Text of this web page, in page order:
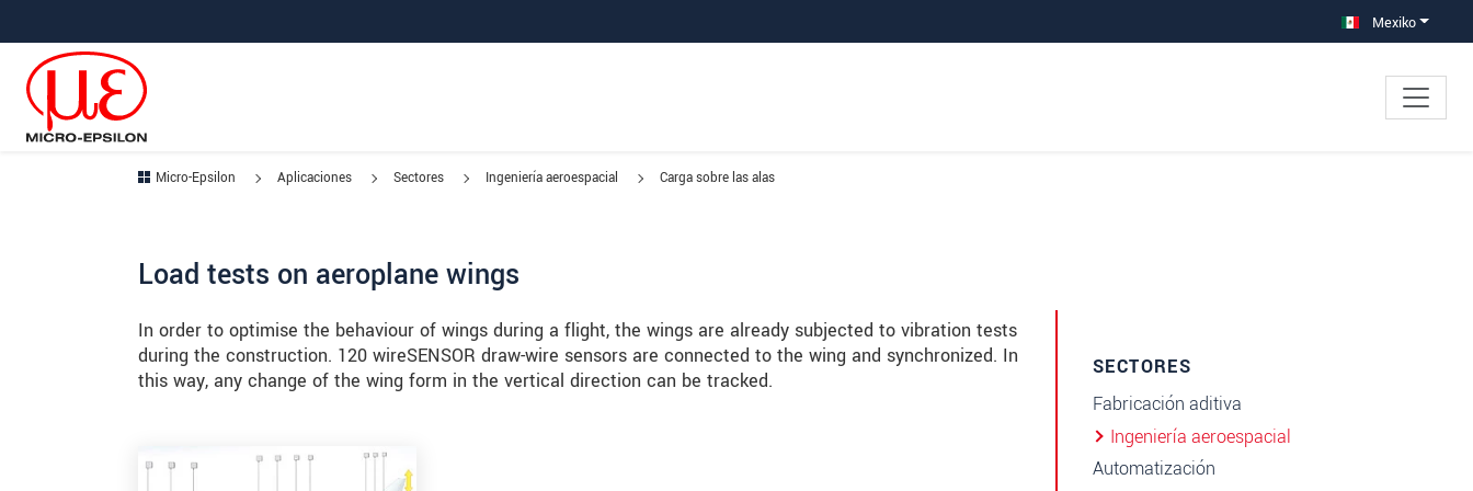
Mexiko
Micro-Epsilon Aplicaciones Sectores Ingeniería aeroespacial Carga sobre las alas
Load tests on aeroplane wings
In order to optimise the behaviour of wings during a flight, the wings are already subjected to vibration tests
during the construction. 120 wireSENSOR draw-wire sensors are connected to the wing and synchronized. In
this way, any change of the wing form in the vertical direction can be tracked.
SECTORES
Fabricación aditiva
Ingeniería aeroespacial
Automatización